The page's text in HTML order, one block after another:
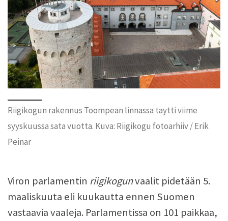
Riigikogun rakennus Toompean linnassa täytti viime
syyskuussa sata vuotta. Kuva: Riigikogu fotoarhiiv / Erik
Peinar
Viron parlamentin riigikogunvaalit pidetään 5.
maaliskuuta eli kuukautta ennen Suomen
vastaavia vaaleja. Parlamentissa on 101 paikkaa,